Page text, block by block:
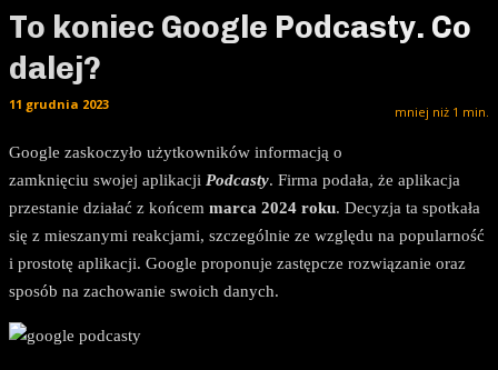
To koniec Google Podcasty. Co
dalej?
mniej niż 1 min.
11 grudnia 2023
Google zaskoczyło użytkowników informacją o
zamknięciu swojej aplikacji Podcasty. Firma podała, że aplikacja
przestanie działać z końcem marca 2024 roku. Decyzja ta spotkała
się z mieszanymi reakcjami, szczególnie ze względu na popularność
i prostotę aplikacji. Google proponuje zastępcze rozwiązanie oraz
sposób na zachowanie swoich danych.